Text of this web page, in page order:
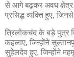
से आगे बढ़कर अवध
प्रसिद्ध व्यक्ति हुए,
त्रिलोकचंद के बड़े पुत्र
कहलाए, जिन्होंने
सुहेलदेव हुए, जिन्होंने